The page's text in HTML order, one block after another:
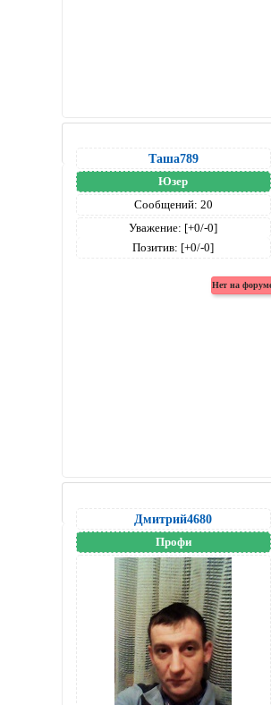
Таша789
Юзер
Сообщений: 20
Уважение: [+0/-0]
Позитив: [+0/-0]
Дмитрий4680
Профи